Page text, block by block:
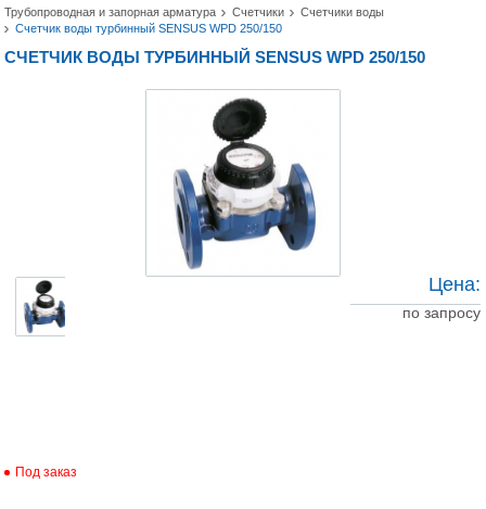
Трубопроводная и запорная арматура Счетчики
Счетчики воды
Счетчик воды турбинный SENSUS WPD 250/150
СЧЕТЧИК ВОДЫ ТУРБИННЫЙ SENSUS WPD 250/150
Под заказ
Цена:
по запросу